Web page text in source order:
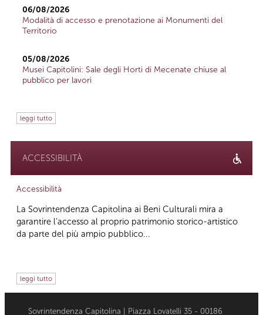
06/08/2026
Modalità di accesso e prenotazione ai Monumenti del
Territorio
05/08/2026
Musei Capitolini: Sale degli Horti di Mecenate chiuse al
pubblico per lavori
leggi tutto
ACCESSIBILITÀ
Accessibilità
La Sovrintendenza Capitolina ai Beni Culturali mira a
garantire l’accesso al proprio patrimonio storico-artistico
da parte del più ampio pubblico...
leggi tutto
Sovrintendenza Capitolina | Piazza Lovatelli 35 - 00186